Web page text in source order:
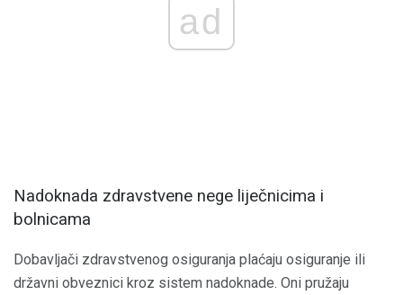
ad
Nadoknada zdravstvene nege liječnicima i
bolnicama
Dobavljači zdravstvenog osiguranja plaćaju osiguranje ili
državni obveznici kroz sistem nadoknade. Oni pružaju